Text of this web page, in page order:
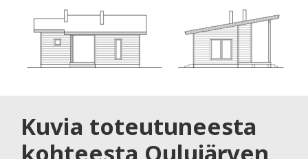
Kuvia toteutuneesta